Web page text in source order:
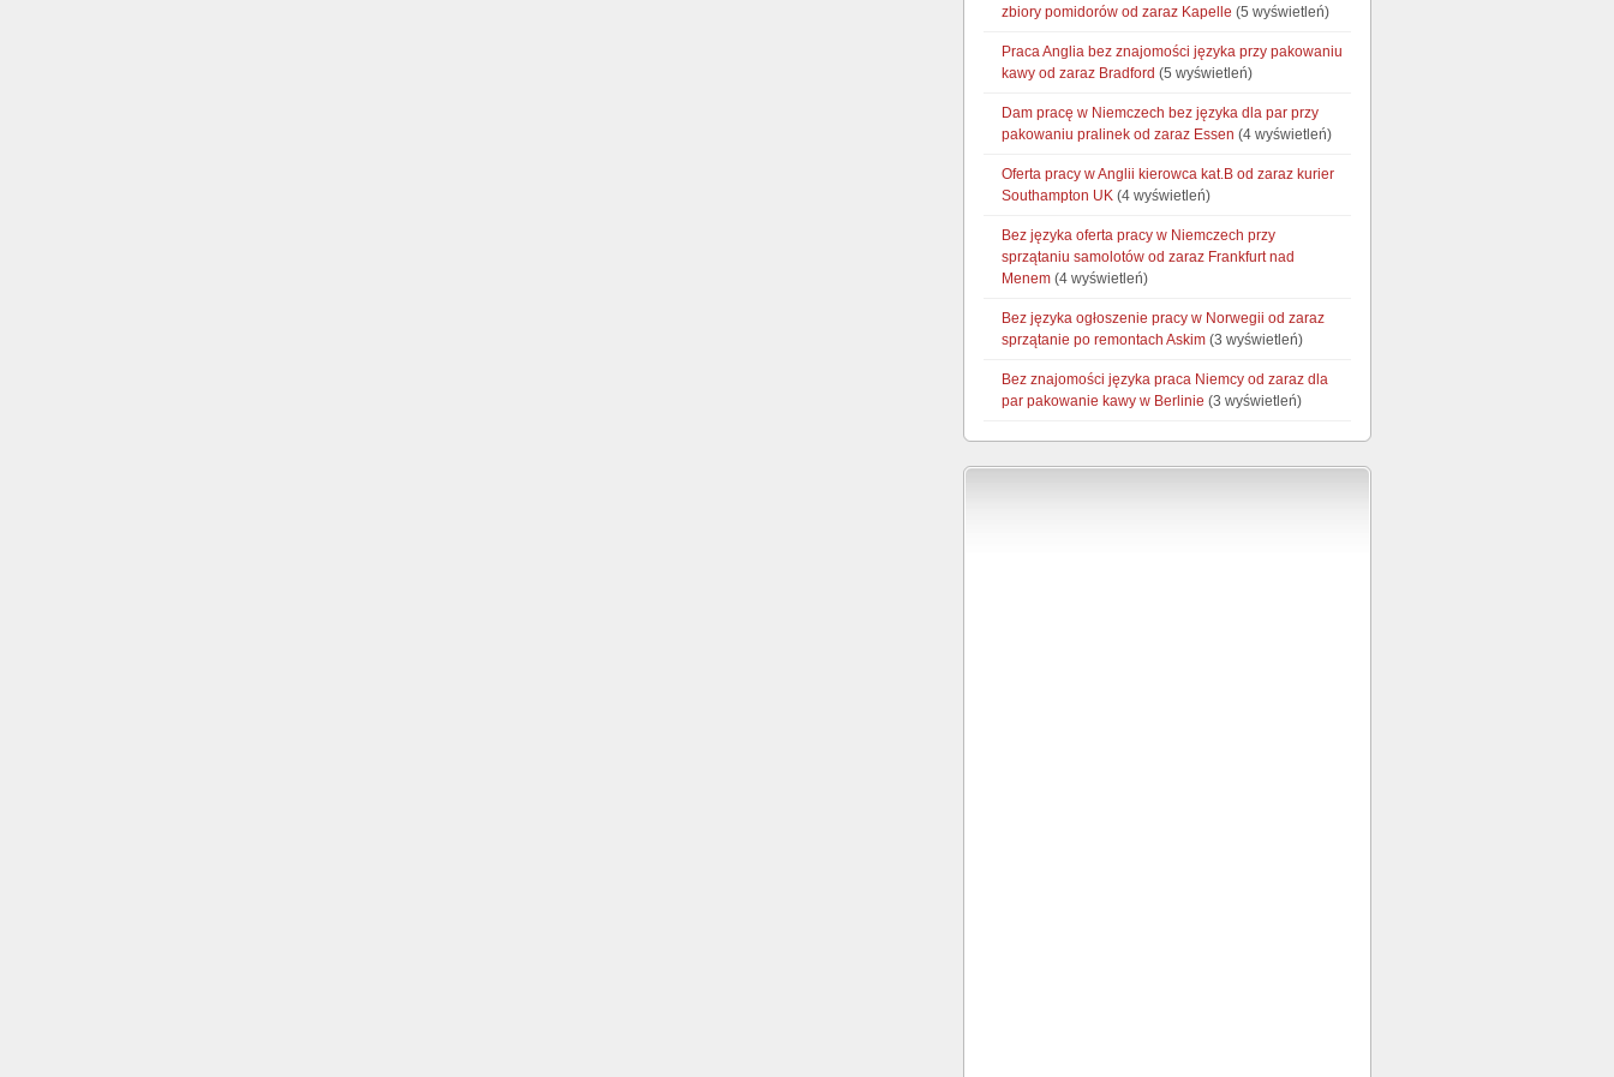
zbiory pomidorów od zaraz Kapelle (5 wyświetleń)
Praca Anglia bez znajomości języka przy pakowaniu
kawy od zaraz Bradford (5 wyświetleń)
Dam pracę w Niemczech bez języka dla par przy
pakowaniu pralinek od zaraz Essen (4 wyświetleń)
Oferta pracy w Anglii kierowca kat.B od zaraz kurier
Southampton UK (4 wyświetleń)
Bez języka oferta pracy w Niemczech przy
sprzątaniu samolotów od zaraz Frankfurt nad
Menem (4 wyświetleń)
Bez języka ogłoszenie pracy w Norwegii od zaraz
sprzątanie po remontach Askim (3 wyświetleń)
Bez znajomości języka praca Niemcy od zaraz dla
par pakowanie kawy w Berlinie (3 wyświetleń)